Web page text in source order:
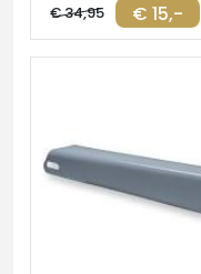
€ 15,-
€ 34,95